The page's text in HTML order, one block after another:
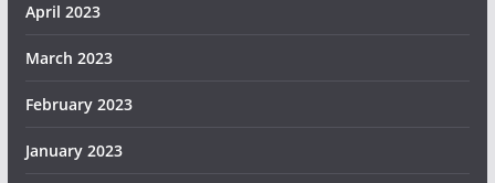
April 2023
March 2023
February 2023
January 2023